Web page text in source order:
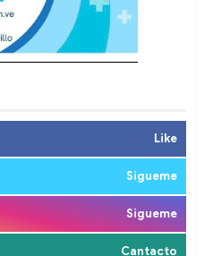
Like
Sigueme
Sigueme
Cantacto